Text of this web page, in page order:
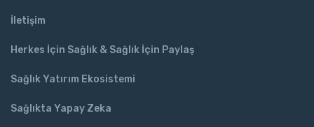
İletişim
Herkes İçin Sağlık & Sağlık İçin Paylaş
Sağlık Yatırım Ekosistemi
Sağlıkta Yapay Zeka